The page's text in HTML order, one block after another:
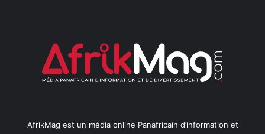
AfrikMag est un média online Panafricain d’information et